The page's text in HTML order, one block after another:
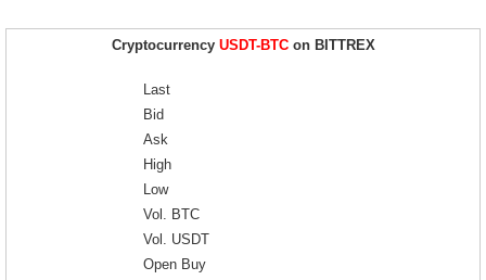
Cryptocurrency USDT-BTCon BITTREX
Last
Bid
Ask
High
Low
Vol. BTC
Vol. USDT
Open Buy